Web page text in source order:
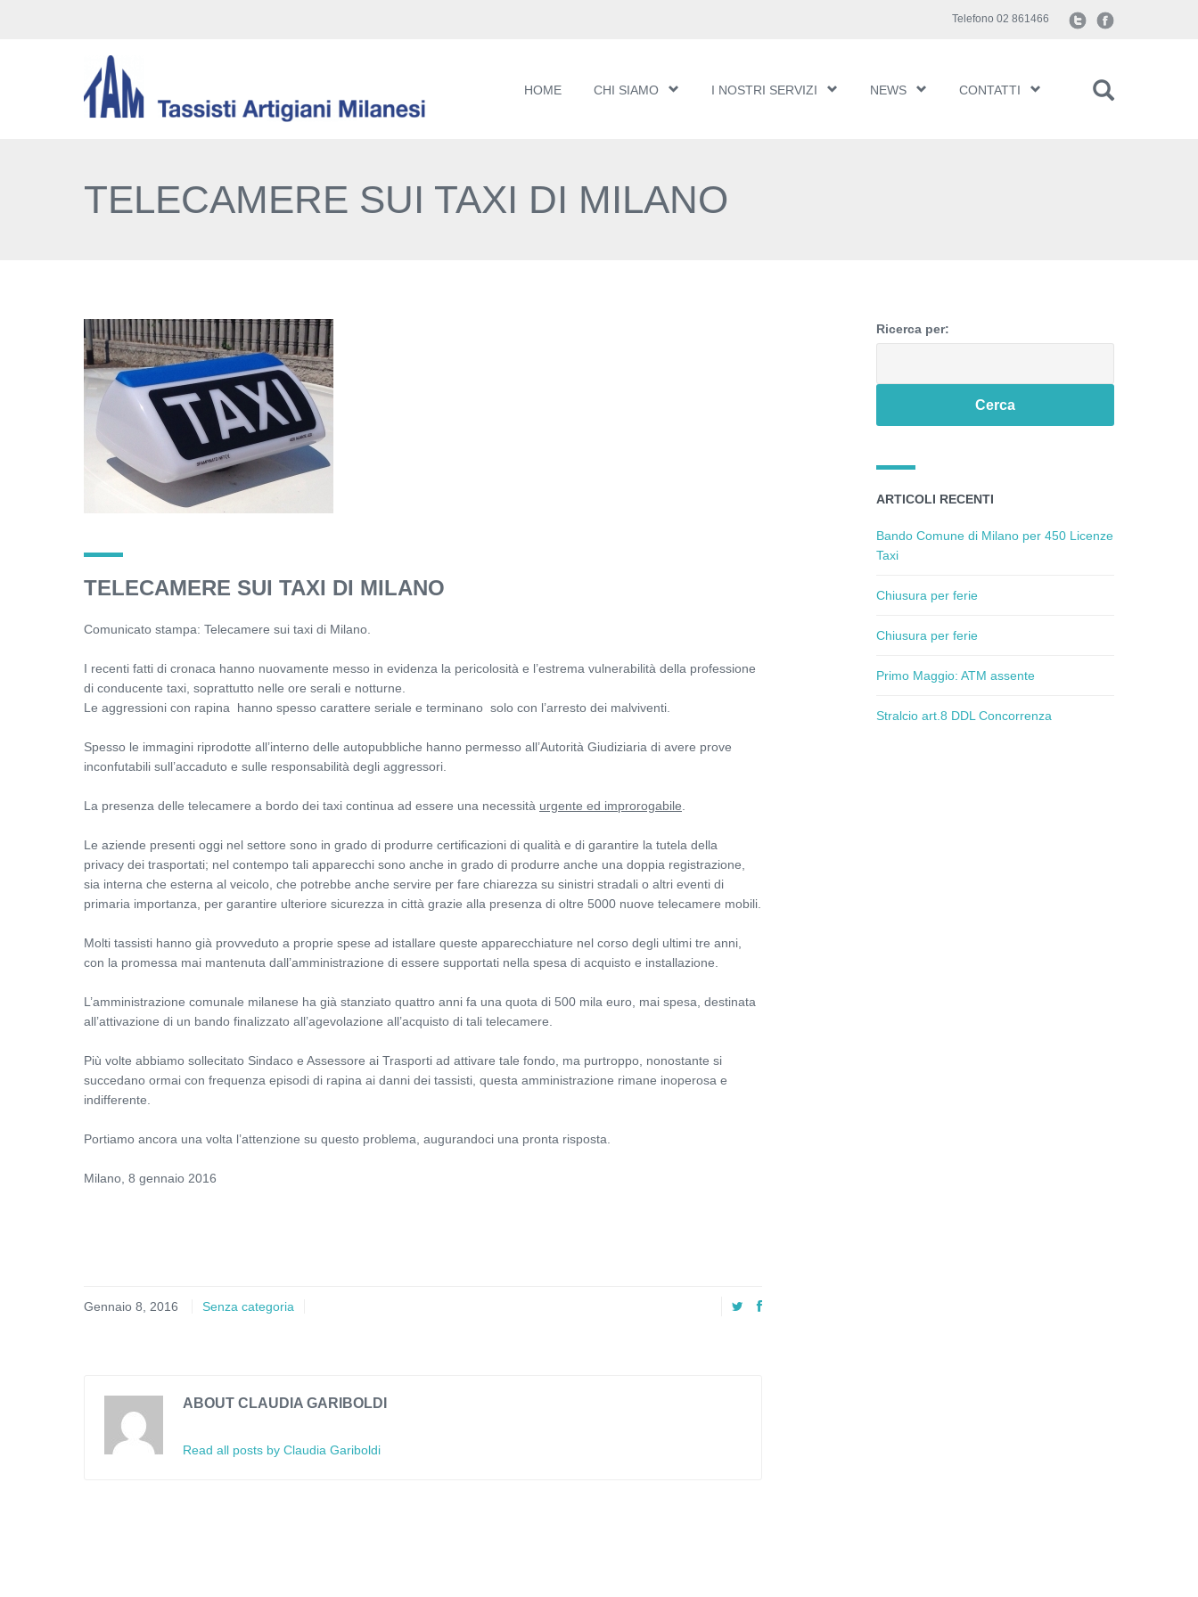
HOME CHI SIAMO I NOSTRI SERVIZI NEWS CONTATTI
Telefono 02 861466
TELECAMERE SUI TAXI DI MILANO
TELECAMERE SUI TAXI DI MILANO
Comunicato stampa: Telecamere sui taxi di Milano.
I recenti fatti di cronaca hanno nuovamente messo in evidenza la pericolosità e l’estrema vulnerabilità della professione
di conducente taxi, soprattutto nelle ore serali e notturne.
Le aggressioni con rapina hanno spesso carattere seriale e terminano solo con l’arresto dei malviventi.
Spesso le immagini riprodotte all’interno delle autopubbliche hanno permesso all’Autorità Giudiziaria di avere prove
inconfutabili sull’accaduto e sulle responsabilità degli aggressori.
La presenza delle telecamere a bordo dei taxi continua ad essere una necessità urgente ed improrogabile
Le aziende presenti oggi nel settore sono in grado di produrre certificazioni di qualità e di garantire la tutela della
privacy dei trasportati; nel contempo tali apparecchi sono anche in grado di produrre anche una doppia registrazione,
sia interna che esterna al veicolo, che potrebbe anche servire per fare chiarezza su sinistri stradali o altri eventi di
primaria importanza, per garantire ulteriore sicurezza in città grazie alla presenza di oltre 5000 nuove telecamere mobili.
Molti tassisti hanno già provveduto a proprie spese ad istallare queste apparecchiature nel corso degli ultimi tre anni,
con la promessa mai mantenuta dall’amministrazione di essere supportati nella spesa di acquisto e installazione.
L’amministrazione comunale milanese ha già stanziato quattro anni fa una quota di 500 mila euro, mai spesa, destinata
all’attivazione di un bando finalizzato all’agevolazione all’acquisto di tali telecamere.
Più volte abbiamo sollecitato Sindaco e Assessore ai Trasporti ad attivare tale fondo, ma purtroppo, nonostante si
succedano ormai con frequenza episodi di rapina ai danni dei tassisti, questa amministrazione rimane inoperosa e
indifferente.
Portiamo ancora una volta l’attenzione su questo problema, augurandoci una pronta risposta.
Milano, 8 gennaio 2016
Gennaio 8, 2016 Senza categoria
ABOUT CLAUDIA GARIBOLDI
Read all posts by Claudia Gariboldi
Ricerca per:
ARTICOLI RECENTI
Bando Comune di Milano per 450 Licenze
Taxi
Chiusura per ferie
Chiusura per ferie
Primo Maggio: ATM assente
Stralcio art.8 DDL Concorrenza